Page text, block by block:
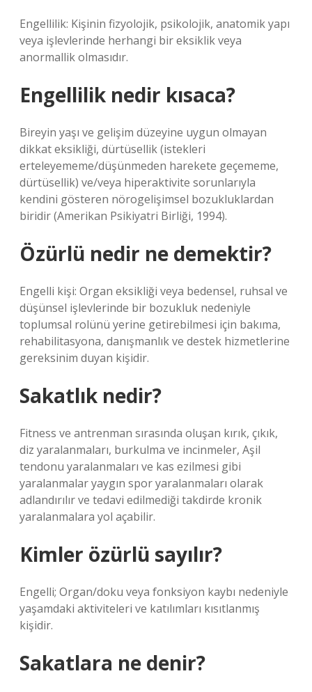
Engellilik: Kişinin fizyolojik, psikolojik, anatomik yapı
veya işlevlerinde herhangi bir eksiklik veya
anormallik olmasıdır.
Engellilik nedir kısaca?
Bireyin yaşı ve gelişim düzeyine uygun olmayan
dikkat eksikliği, dürtüsellik (istekleri
erteleyememe/düşünmeden harekete geçememe,
dürtüsellik) ve/veya hiperaktivite sorunlarıyla
kendini gösteren nörogelişimsel bozukluklardan
biridir (Amerikan Psikiyatri Birliği, 1994).
Özürlü nedir ne demektir?
Engelli kişi: Organ eksikliği veya bedensel, ruhsal ve
düşünsel işlevlerinde bir bozukluk nedeniyle
toplumsal rolünü yerine getirebilmesi için bakıma,
rehabilitasyona, danışmanlık ve destek hizmetlerine
gereksinim duyan kişidir.
Sakatlık nedir?
Fitness ve antrenman sırasında oluşan kırık, çıkık,
diz yaralanmaları, burkulma ve incinmeler, Aşil
tendonu yaralanmaları ve kas ezilmesi gibi
yaralanmalar yaygın spor yaralanmaları olarak
adlandırılır ve tedavi edilmediği takdirde kronik
yaralanmalara yol açabilir.
Kimler özürlü sayılır?
Engelli; Organ/doku veya fonksiyon kaybı nedeniyle
yaşamdaki aktiviteleri ve katılımları kısıtlanmış
kişidir.
Sakatlara ne denir?